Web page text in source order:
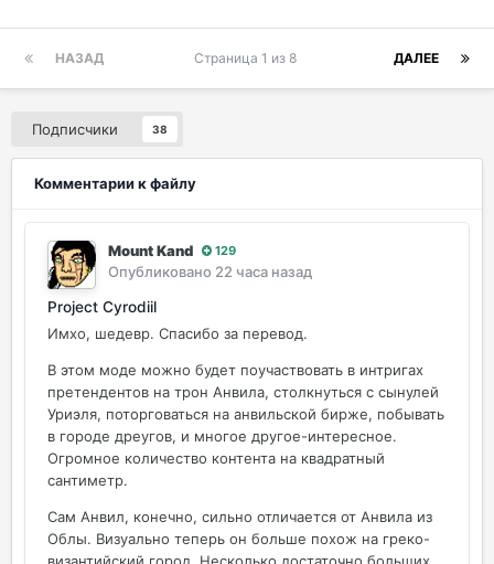
НАЗАД ДАЛЕЕ
Страница 1 из 8
Подписчики 38
Комментарии к файлу
Mount Kand 129
Опубликовано 22 часа назад
Project Cyrodiil
Имхо, шедевр. Спасибо за перевод.
В этом моде можно будет поучаствовать в интригах
претендентов на трон Анвила, столкнуться с сынулей
Уриэля, поторговаться на анвильской бирже, побывать
в городе дреугов, и многое другое-интересное.
Огромное количество контента на квадратный
сантиметр.
Сам Анвил, конечно, сильно отличается от Анвила из
Облы. Визуально теперь он больше похож на греко-